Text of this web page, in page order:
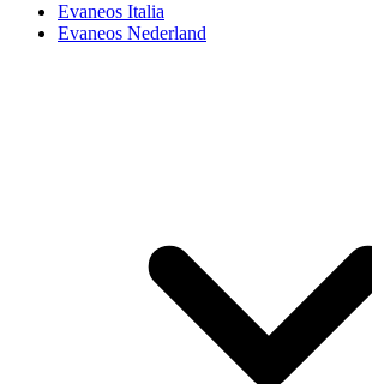
Evaneos Italia
Evaneos Nederland